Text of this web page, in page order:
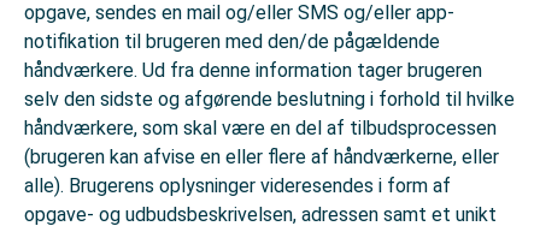
opgave, sendes en mail og/eller SMS og/eller app-
notifikation til brugeren med den/de pågældende
håndværkere. Ud fra denne information tager brugeren
selv den sidste og afgørende beslutning i forhold til hvilke
håndværkere, som skal være en del af tilbudsprocessen
(brugeren kan afvise en eller flere af håndværkerne, eller
alle). Brugerens oplysninger videresendes i form af
opgave- og udbudsbeskrivelsen, adressen samt et unikt